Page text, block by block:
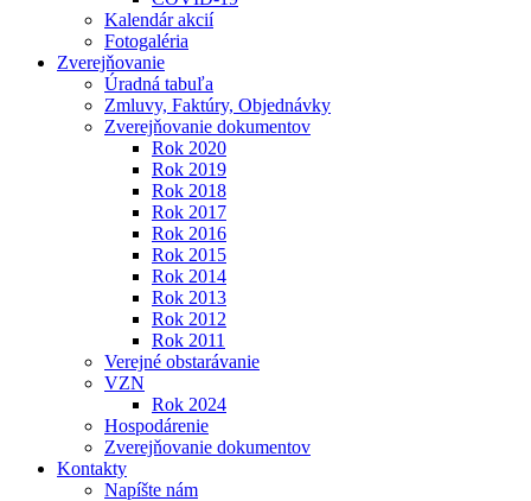
Kalendár akcií
Fotogaléria
Zverejňovanie
Úradná tabuľa
Zmluvy, Faktúry, Objednávky
Zverejňovanie dokumentov
Rok 2020
Rok 2019
Rok 2018
Rok 2017
Rok 2016
Rok 2015
Rok 2014
Rok 2013
Rok 2012
Rok 2011
Verejné obstarávanie
VZN
Rok 2024
Hospodárenie
Zverejňovanie dokumentov
Kontakty
Napíšte nám